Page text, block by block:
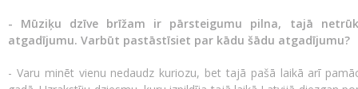
- Mūziķu dzīve brīžam ir pārsteigumu pilna, tajā
atgadījumu. Varbūt pastāstīsiet par kādu šādu atgadījumu?
- Varu minēt vienu nedaudz kuriozu, bet tajā pašā laikā arī